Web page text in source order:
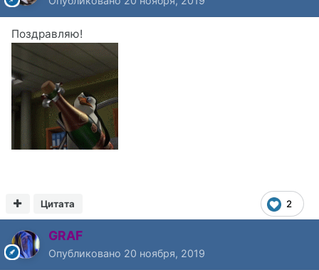
Поздравляю!
2
Цитата
GRAF
Опубликовано 20 ноября, 2019